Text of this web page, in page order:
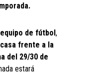
de fútbol,
frente a la
del 29/30 de
estará